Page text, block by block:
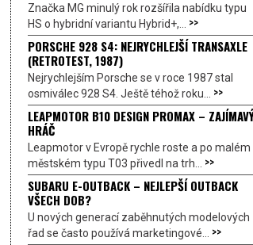
Značka MG minulý rok rozšířila nabídku typu
HS o hybridní variantu Hybrid+,... >>
PORSCHE 928 S4: NEJRYCHLEJŠÍ TRANSAXLE
(RETROTEST, 1987)
Nejrychlejším Porsche se v roce 1987 stal
osmiválec 928 S4. Ještě téhož roku... >>
LEAPMOTOR B10 DESIGN PROMAX –
HRÁČ
Leapmotor v Evropě rychle roste a po malém
městském typu T03 přivedl na trh... >>
SUBARU E-OUTBACK – NEJLEPŠÍ OUTBACK
VŠECH DOB?
U nových generací zaběhnutých modelových
řad se často používá marketingové... >>